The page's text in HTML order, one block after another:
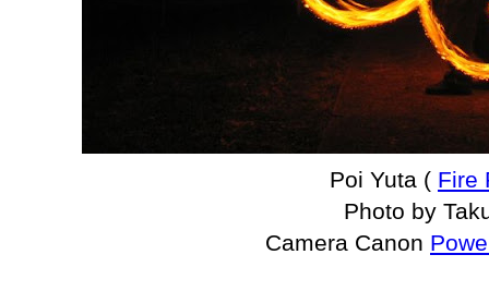
Poi Yuta ( Fire
Photo by
Camera Canon